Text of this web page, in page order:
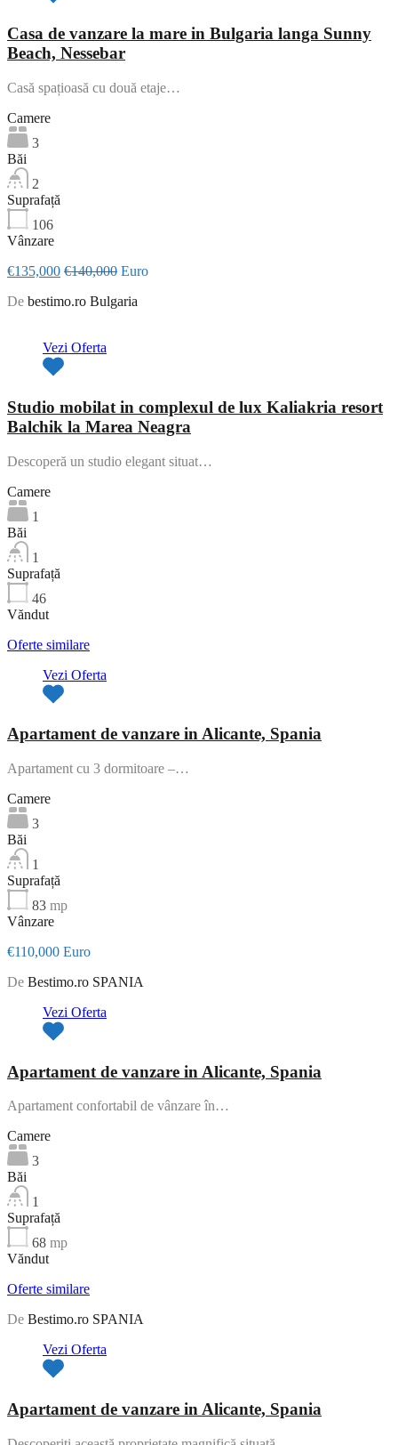
Casa de vanzare la mare in Bulgaria langa Sunny
Beach, Nessebar
Casă spațioasă cu două etaje…
Camere
3
Băi
2
Suprafață
106
Vânzare
€135,000 €140,000 Euro
De bestimo.ro Bulgaria
Vezi Oferta
Studio mobilat in complexul de lux Kaliakria resort
Balchik la Marea Neagra
Descoperă un studio elegant situat…
Camere
1
Băi
1
Suprafață
46
Văndut
Oferte similare
Vezi Oferta
Apartament de vanzare in Alicante, Spania
Apartament cu 3 dormitoare –…
Camere
3
Băi
1
Suprafață
83 mp
Vânzare
€110,000 Euro
De Bestimo.ro SPANIA
Vezi Oferta
Apartament de vanzare in Alicante, Spania
Apartament confortabil de vânzare în…
Camere
3
Băi
1
Suprafață
68 mp
Văndut
Oferte similare
De Bestimo.ro SPANIA
Vezi Oferta
Apartament de vanzare in Alicante, Spania